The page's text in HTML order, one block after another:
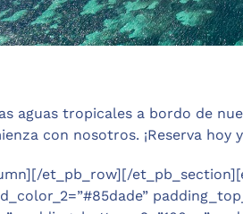
aguas tropicales a bordo de
con nosotros. ¡Reserva
et_pb_row][/